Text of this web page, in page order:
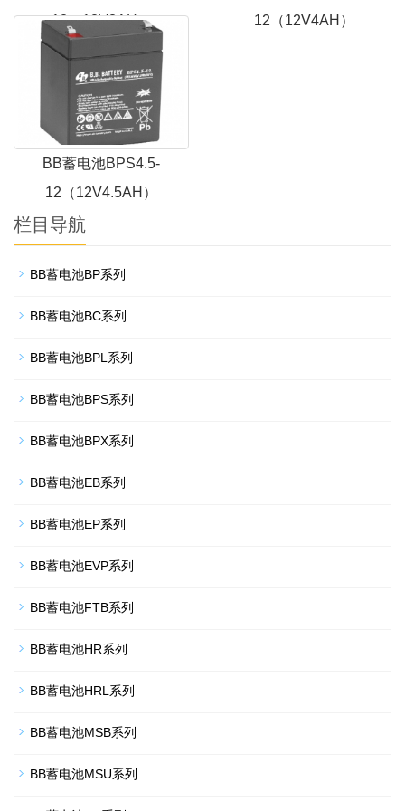
12（12V3AH） 12（12V4AH）
BB蓄电池BPS4.5-
12（12V4.5AH）
栏目导航
BB蓄电池BP系列
BB蓄电池BC系列
BB蓄电池BPL系列
BB蓄电池BPS系列
BB蓄电池BPX系列
BB蓄电池EB系列
BB蓄电池EP系列
BB蓄电池EVP系列
BB蓄电池FTB系列
BB蓄电池HR系列
BB蓄电池HRL系列
BB蓄电池MSB系列
BB蓄电池MSU系列